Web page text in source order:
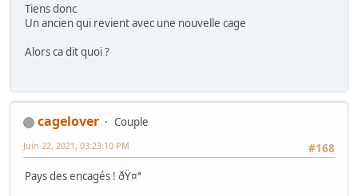
Tiens donc
Un ancien qui revient avec une nouvelle cage
Alors ca dit quoi ?
cagelover
Couple
#168
Juin 22, 2021, 03:23:10 PM
Pays des encagés ! ðŸ¤ª